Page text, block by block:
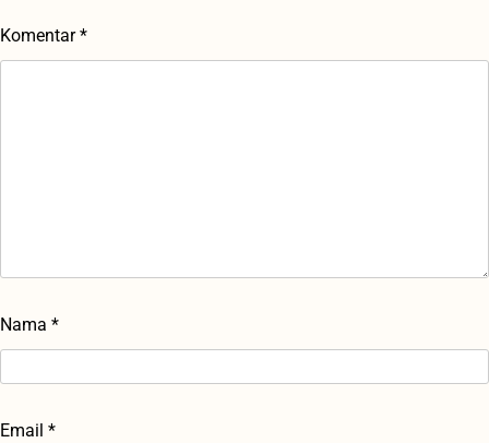
Komentar*
Nama *
Email *